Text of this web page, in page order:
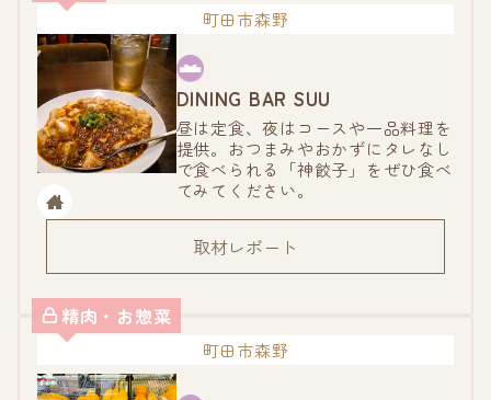
町田市森野
DINING BAR SUU
昼は定食、夜はコースや一品料理を
提供。おつまみやおかずにタレなし
で食べられる「神餃子」をぜひ食べ
てみてください。
取材レポート
精肉・お惣菜
町田市森野